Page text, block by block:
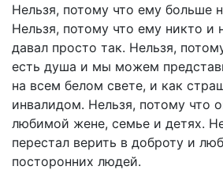
Нельзя, потому что ему больше
Нельзя, потому что ему никто и
давал просто так. Нельзя,
есть душа и мы можем
на всем белом свете, и как
инвалидом. Нельзя, потому что
любимой жене, семье и детях.
перестал верить в доброту и
посторонних людей.